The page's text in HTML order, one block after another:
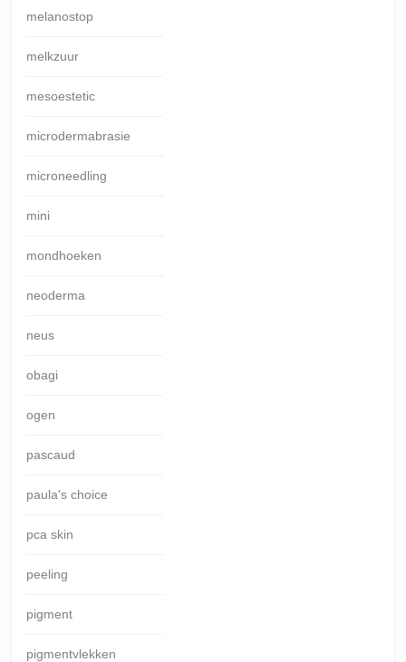
melanostop
melkzuur
mesoestetic
microdermabrasie
microneedling
mini
mondhoeken
neoderma
neus
obagi
ogen
pascaud
paula's choice
pca skin
peeling
pigment
pigmentvlekken